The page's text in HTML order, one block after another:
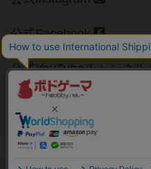
公式Facebook
公式YouTubeチャンネル